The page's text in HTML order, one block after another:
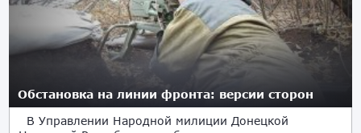
Обстановка на линии фронта: версии сторон
В Управлении Народной милиции Донецкой